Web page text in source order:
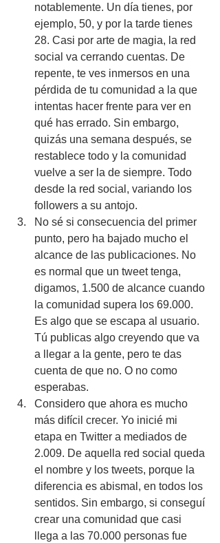
notablemente. Un día tienes, por
ejemplo, 50, y por la tarde tienes
28. Casi por arte de magia, la red
social va cerrando cuentas. De
repente, te ves inmersos en una
pérdida de tu comunidad a la que
intentas hacer frente para ver en
qué has errado. Sin embargo,
quizás una semana después, se
restablece todo y la comunidad
vuelve a ser la de siempre. Todo
desde la red social, variando los
followers a su antojo.
No sé si consecuencia del primer
punto, pero ha bajado mucho el
alcance de las publicaciones. No
es normal que un tweet tenga,
digamos, 1.500 de alcance cuando
la comunidad supera los 69.000.
Es algo que se escapa al usuario.
Tú publicas algo creyendo que va
a llegar a la gente, pero te das
cuenta de que no. O no como
esperabas.
Considero que ahora es mucho
más difícil crecer. Yo inicié mi
etapa en Twitter a mediados de
2.009. De aquella red social queda
el nombre y los tweets, porque la
diferencia es abismal, en todos los
sentidos. Sin embargo, si conseguí
crear una comunidad que casi
llega a las 70.000 personas fue